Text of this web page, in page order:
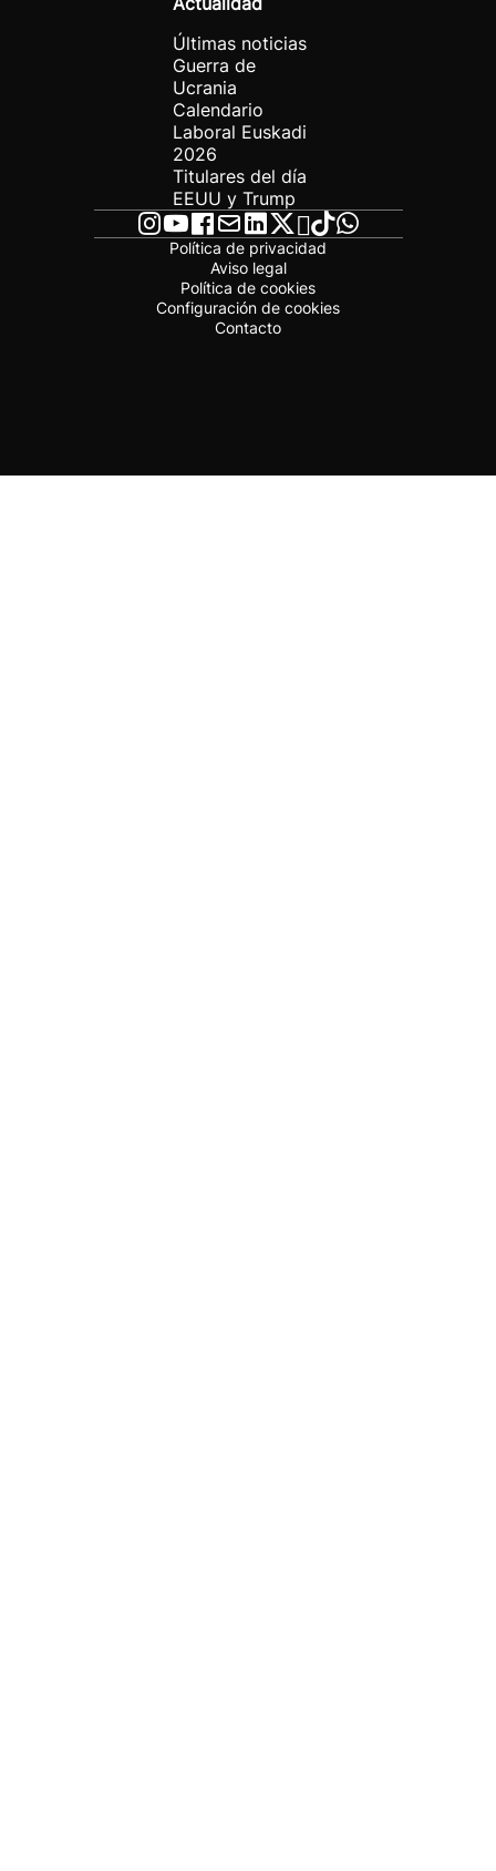
Últimas noticias
Guerra de
Ucrania
Calendario
Laboral Euskadi
2026
Titulares del día
EEUU y Trump
Política de privacidad
Aviso legal
Política de cookies
Configuración de cookies
Contacto